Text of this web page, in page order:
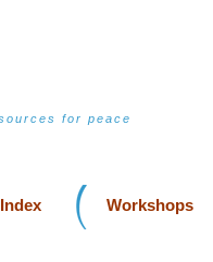
for peace
Workshops